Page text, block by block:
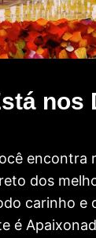
nos
encontra
dos
carinho e
é